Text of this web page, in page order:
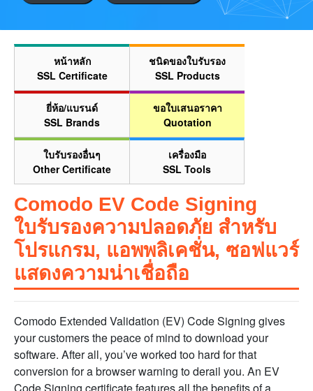
หน้าหลัก
SSL Certificate
ชนิดของใบรับรอง
SSL Products
ยี่ห้อ/แบรนด์
SSL Brands
ขอใบเสนอราคา
Quotation
ใบรับรองอื่นๆ
Other Certificate
เครื่องมือ
SSL Tools
Comodo EV Code Signing
ใบรับรองความปลอดภัย สำหรับ
โปรแกรม, แอพพลิเคชั่น, ซอฟแวร์
แสดงความน่าเชื่อถือ
Comodo Extended Validation (EV) Code Signing gives
your customers the peace of mind to download your
software. After all, you’ve worked too hard for that
conversion for a browser warning to derail you. An EV